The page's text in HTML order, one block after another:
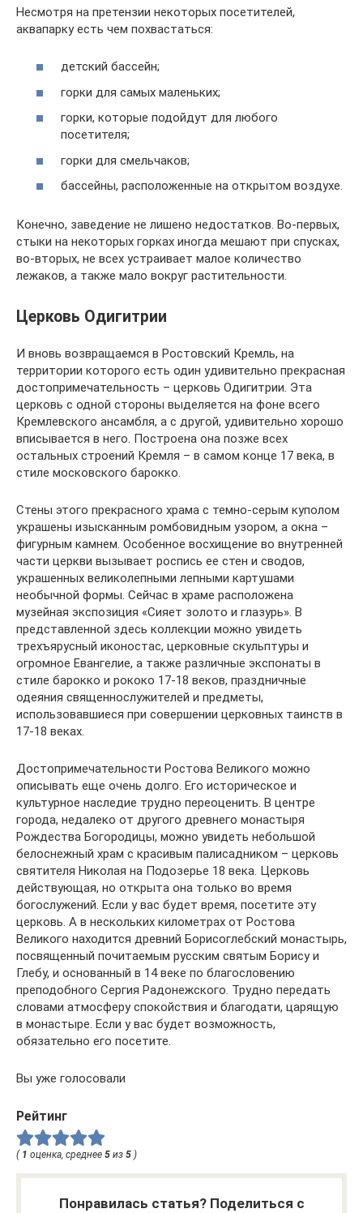
Несмотря на претензии некоторых посетителей,
аквапарку есть чем похвастаться:
детский бассейн;
горки для самых маленьких;
горки, которые подойдут для любого
посетителя;
горки для смельчаков;
бассейны, расположенные на открытом воздухе.
Конечно, заведение не лишено недостатков. Во-первых,
стыки на некоторых горках иногда мешают при спусках,
во-вторых, не всех устраивает малое количество
лежаков, а также мало вокруг растительности.
Церковь Одигитрии
И вновь возвращаемся в Ростовский Кремль, на
территории которого есть один удивительно прекрасная
достопримечательность – церковь Одигитрии. Эта
церковь с одной стороны выделяется на фоне всего
Кремлевского ансамбля, а с другой, удивительно хорошо
вписывается в него. Построена она позже всех
остальных строений Кремля – в самом конце 17 века, в
стиле московского барокко.
Стены этого прекрасного храма с темно-серым куполом
украшены изысканным ромбовидным узором, а окна –
фигурным камнем. Особенное восхищение во внутренней
части церкви вызывает роспись ее стен и сводов,
украшенных великолепными лепными картушами
необычной формы. Сейчас в храме расположена
музейная экспозиция «Сияет золото и глазурь». В
представленной здесь коллекции можно увидеть
трехъярусный иконостас, церковные скульптуры и
огромное Евангелие, а также различные экспонаты в
стиле барокко и рококо 17-18 веков, праздничные
одеяния священнослужителей и предметы,
использовавшиеся при совершении церковных таинств в
17-18 веках.
Достопримечательности Ростова Великого можно
описывать еще очень долго. Его историческое и
культурное наследие трудно переоценить. В центре
города, недалеко от другого древнего монастыря
Рождества Богородицы, можно увидеть небольшой
белоснежный храм с красивым палисадником – церковь
святителя Николая на Подозерье 18 века. Церковь
действующая, но открыта она только во время
богослужений. Если у вас будет время, посетите эту
церковь. А в нескольких километрах от Ростова
Великого находится древний Борисоглебский монастырь,
посвященный почитаемым русским святым Борису и
Глебу, и основанный в 14 веке по благословению
преподобного Сергия Радонежского. Трудно передать
словами атмосферу спокойствия и благодати, царящую
в монастыре. Если у вас будет возможность,
обязательно его посетите.
Вы уже голосовали
Рейтинг
( 1 оценка, среднее 5 из 5 )
Понравилась статья? Поделиться с